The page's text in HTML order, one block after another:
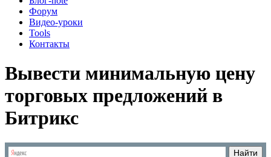
Форум
Видео-уроки
Tools
Контакты
Вывести минимальную цену
торговых предложений в
Битрикс